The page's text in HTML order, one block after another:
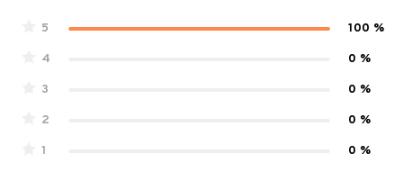
5
100 %
4
0 %
3
0 %
2
0 %
1
0 %